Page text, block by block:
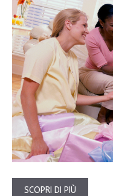
SCOPRI DI PIÙ